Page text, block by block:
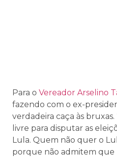
Para o Vereador Arselino
fazendo com o ex-
verdadeira caça às
livre para disputar as
Lula. Quem não quer o
porque não admitem que